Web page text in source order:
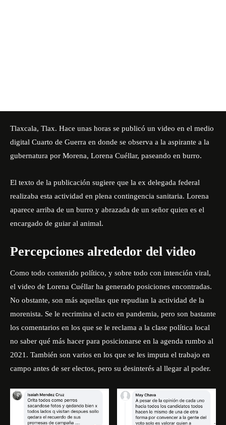
Tlaxcala, Tlax. Hace unas horas se publicó un video en el medio
digital Cuarto de Guerra en donde se observa a la aspirante a la
gubernatura por Morena, Lorena Cuéllar, paseando en burro.
El texto de la publicación sugiere que la ex delegada federal
realizaba esta actividad en plena contingencia sanitaria. Lorena
aparece arriba de un burro y abrazada de un señor quien es el
encargado de guiar al animal.
Percepciones alrededor del video
Como todo contenido político, y sobre todo con intención viral,
el video de Lorena Cuéllar ha generado posiciones encontradas.
No obstante, son más aquellas que repudian la actividad de la
morenista. Se le recrimina el acto en pandemia, pero son bastante
los comentarios en los que se le reclama a la clase política local
no saber qué más hacer para posicionarse en la agenda rumbo al
2021. También son varios en los que se les imputa el trabajo en
campo antes de ser electos, pero su desinterés al llegar al poder.